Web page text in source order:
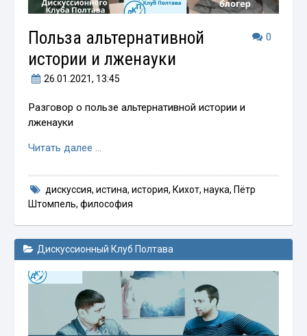
0
Польза альтернативной
истории и лженауки
26.01.2021, 13:45
Разговор о пользе альтернативной истории и
лженауки
Читать далее …
дискуссия, истина, история, Кихот, наука, Пётр
Штомпель,философия
Дискуссионный Клуб Полтава